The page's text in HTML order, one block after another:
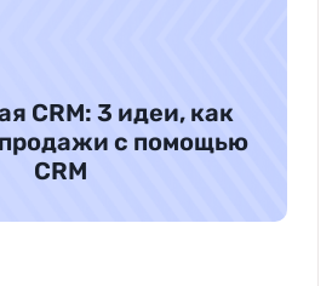
CRM: 3 идеи, как
с помощью
CRM